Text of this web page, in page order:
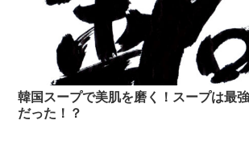
韓国スープで美肌を磨く！スープは最
だった！？